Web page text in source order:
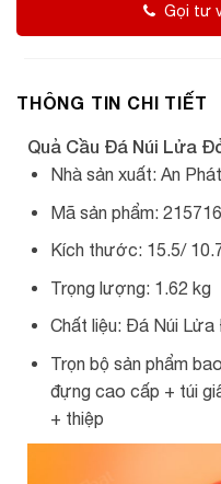
Gọi tư
THÔNG TIN CHI TIẾT
Quả Cầu Đá Núi Lửa
Nhà sản xuất: An Phát
Mã sản phẩm:
Kích thước: 15.5/
Trọng lượng: 1.62 kg
Chất liệu: Đá Núi Lửa
Trọn bộ sản phẩm
đựng cao cấp + túi
+ thiệp